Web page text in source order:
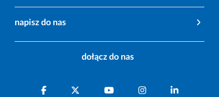
napisz do nas
dołącz do nas